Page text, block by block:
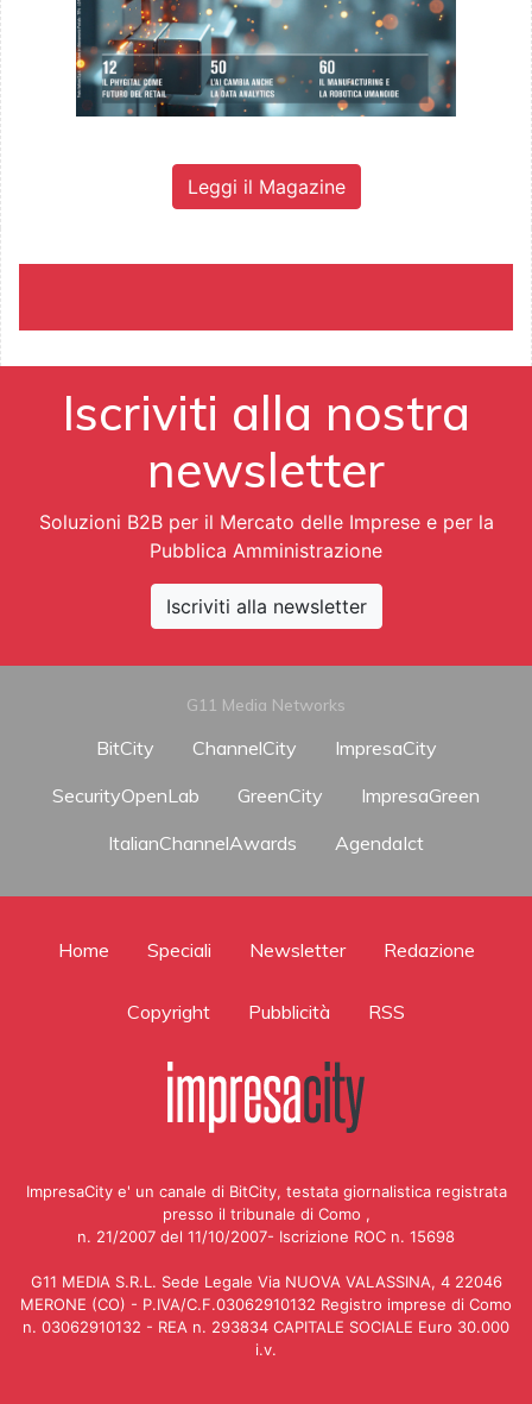
Leggi il Magazine
Iscriviti alla nostra
newsletter
Soluzioni B2B per il Mercato delle Imprese e per la
Pubblica Amministrazione
Iscriviti alla newsletter
G11 Media Networks
BitCity ChannelCity
ImpresaCity
SecurityOpenLab
GreenCity
ImpresaGreen
ItalianChannelAwards
AgendaIct
Home Speciali Newsletter Redazione
Copyright Pubblicità RSS
ImpresaCity e' un canale di BitCity, testata giornalistica registrata
presso il tribunale di Como ,
n. 21/2007 del 11/10/2007- Iscrizione ROC n. 15698
G11 MEDIA S.R.L. Sede Legale Via NUOVA VALASSINA, 4 22046
MERONE (CO) - P.IVA/C.F.03062910132 Registro imprese di Como
n. 03062910132 - REA n. 293834 CAPITALE SOCIALE Euro 30.000
i.v.